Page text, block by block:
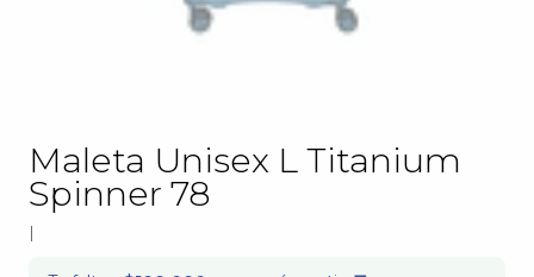
Maleta Unisex L Titanium
Spinner 78
|